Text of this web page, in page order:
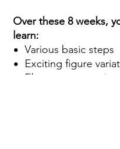
Over these 8 weeks,
learn:
Various basic steps
Exciting figure
Elegant turns,